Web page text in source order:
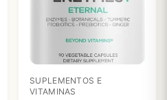
SUPLEMENTOS E
VITAMINAS